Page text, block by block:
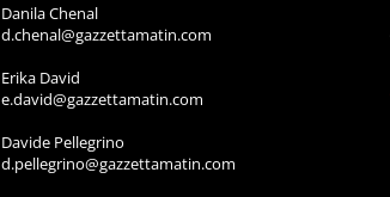
Danila Chenal
d.chenal@gazzettamatin.com
Erika David
e.david@gazzettamatin.com
Davide Pellegrino
d.pellegrino@gazzettamatin.com